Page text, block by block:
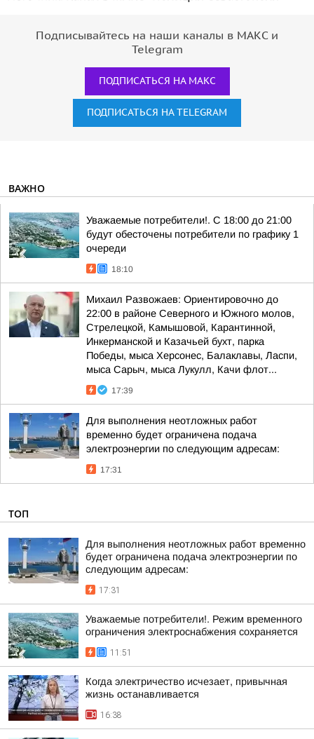
Подписывайтесь на наши каналы в МАКС и
Telegram
ПОДПИСАТЬСЯ НА МАКС
ПОДПИСАТЬСЯ НА TELEGRAM
ВАЖНО
Уважаемые потребители!. С 18:00 до 21:00
будут обесточены потребители по графику 1
очереди
18:10
Михаил Развожаев: Ориентировочно до
22:00 в районе Северного и Южного молов,
Стрелецкой, Камышовой, Карантинной,
Инкерманской и Казачьей бухт, парка
Победы, мыса Херсонес, Балаклавы, Ласпи,
мыса Сарыч, мыса Лукулл, Качи флот...
17:39
Для выполнения неотложных работ
временно будет ограничена подача
электроэнергии по следующим адресам:
17:31
ТОП
Для выполнения неотложных работ временно
будет ограничена подача электроэнергии по
следующим адресам:
17:31
Уважаемые потребители!. Режим временного
ограничения электроснабжения сохраняется
11:51
Когда электричество исчезает, привычная
жизнь останавливается
16:38